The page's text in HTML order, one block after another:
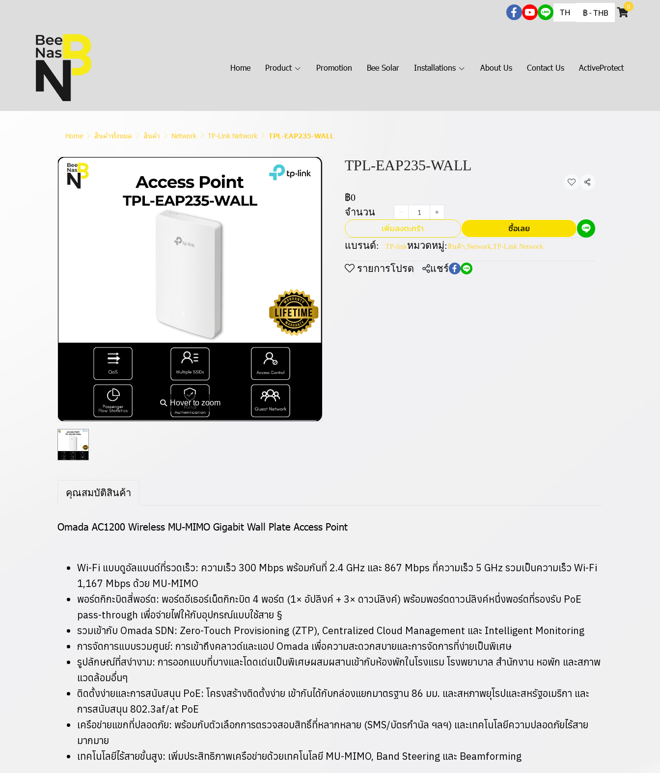
TH ฿ - THB
0
Home Product Promotion Bee Solar Installations About Us Contact Us ActiveProtect
Home สินค้าทั้งหมด สินค้า Network TP-Link Network TPL-EAP235-WALL
⚲ Hover to zoom
TPL-EAP235-WALL
แชร์
฿0
จำนวน
เพิ่มลงตะกร้า ซื้อเลย
แบรนด์: TP-linkหมวดหมู่: สินค้า,Network,TP-Link Network
รายการโปรด แชร์
คุณสมบัติสินค้า
Omada AC1200 Wireless MU-MIMO Gigabit Wall Plate Access Point
Wi-Fi แบบดูอัลแบนด์ที่รวดเร็ว: ความเร็ว 300 Mbps พร้อมกันที่ 2.4 GHz และ 867 Mbps ที่ความเร็ว 5 GHz รวมเป็นความเร็ว Wi-Fi
1,167 Mbps ด้วย MU-MIMO
พอร์ตกิกะบิตสี่พอร์ต: พอร์ตอีเธอร์เน็ตกิกะบิต 4 พอร์ต (1× อัปลิงค์ + 3× ดาวน์ลิงค์) พร้อมพอร์ตดาวน์ลิงค์หนึ่งพอร์ตที่รองรับ PoE
pass-through เพื่อจ่ายไฟให้กับอุปกรณ์แบบใช้สาย §
รวมเข้ากับ Omada SDN: Zero-Touch Provisioning (ZTP), Centralized Cloud Management และ Intelligent Monitoring
การจัดการแบบรวมศูนย์: การเข้าถึงคลาวด์และแอป Omada เพื่อความสะดวกสบายและการจัดการที่ง่ายเป็นพิเศษ
รูปลักษณ์ที่สง่างาม: การออกแบบที่บางและโดดเด่นเป็นพิเศษผสมผสานเข้ากับห้องพักในโรงแรม โรงพยาบาล สํานักงาน หอพัก และสภาพ
แวดล้อมอื่นๆ
ติดตั้งง่ายและการสนับสนุน PoE: โครงสร้างติดตั้งง่าย เข้ากันได้กับกล่องแยกมาตรฐาน 86 มม. และสหภาพยุโรปและสหรัฐอเมริกา และ
การสนับสนุน 802.3af/at PoE
เครือข่ายแขกที่ปลอดภัย: พร้อมกับตัวเลือกการตรวจสอบสิทธิ์ที่หลากหลาย (SMS/บัตรกํานัล ฯลฯ) และเทคโนโลยีความปลอดภัยไร้สาย
มากมาย
เทคโนโลยีไร้สายขั้นสูง: เพิ่มประสิทธิภาพเครือข่ายด้วยเทคโนโลยี MU-MIMO, Band Steering และ Beamforming